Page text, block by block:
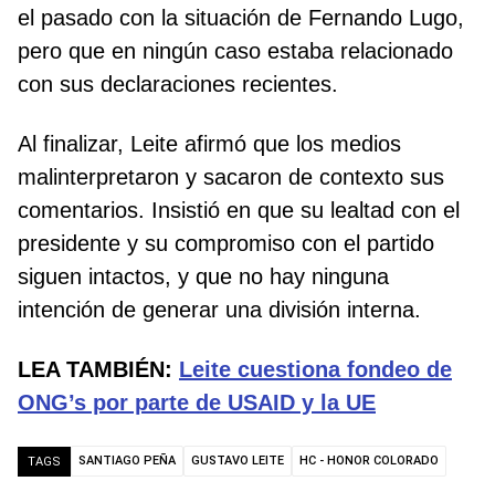
el pasado con la situación de Fernando Lugo,
pero que en ningún caso estaba relacionado
con sus declaraciones recientes.
Al finalizar, Leite afirmó que los medios
malinterpretaron y sacaron de contexto sus
comentarios. Insistió en que su lealtad con el
presidente y su compromiso con el partido
siguen intactos, y que no hay ninguna
intención de generar una división interna.
LEA TAMBIÉN: Leite cuestiona fondeo de
ONG’s por parte de USAID y la UE
TAGS SANTIAGO PEÑA GUSTAVO LEITE HC - HONOR COLORADO